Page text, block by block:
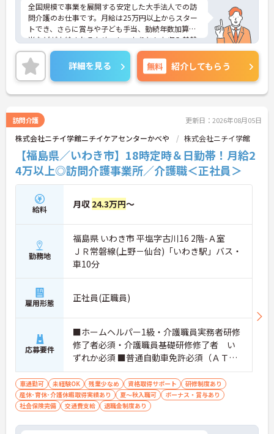
全国規模で事業を展開する安定した大手法人での訪
問介護のお仕事です。月給は25万円以上からスター
トでき、さらに賞与や子ども手当、勤続年数加算手
当などが支給されるため、しっかりとした収入基盤
を築くことができます。月平均の残業時間は10時間
程度と少なく、プライベートの時間を大切にしなが
ら無理なく働ける環境が整っています。就業前後の
キャリアアップ制度が充実していることに加え、最
大85歳までの再雇用制度があるため、長期的な視点
マークを取得するなど、働き方改革にも積極的に取
り組んでおり、多様なライフスタイルに合わせた柔
軟な働き方が実現できる職場です。
★おすすめPOINT★
【手厚い待遇で安定した収入アップが期待できま
す】
・介護福祉士の資格手当や勤続年数加算手当がある
ため、長く働くほど給与に反映される仕組みです
・賞与の支給実績があり、子ども手当や時間帯別加
算手当も充実していることで、安心して生活基盤を
【ライフステージに合わせて長期的に働き続けられ
・残業が月平均10時間程度と少ないため、家庭やプ
ライベートと両立しやすい職場です
・定年が65歳で最大85歳までの再雇用制度が設けら
【大手法人ならではの充実したキャリアサポートが
整っています】
・就業前後のキャリアアップ制度が完備されている
ため、継続的なスキルアップが可能です
・医療や介護を総合的に展開する大手グループの安
定した基盤のもとで、着実にキャリアを積むことが
できます
詳細を見る 無料 紹介してもらう
訪問介護 更新日：2026年08月05日
株式会社ニチイ学館ニチイケアセンターかべや 株式会社ニチイ学館
【福島県／いわき市】18時定時＆日勤帯！月給2
4万以上◎訪問介護事業所／介護職＜正社員＞
給料 月収 24.3万円～
勤務地
福島県 いわき市 平塩字古川16 2階-Ａ室
ＪＲ常磐線(上野－仙台)「いわき駅」バス・
車10分
雇用形態 正社員(正職員)
応募要件
■ホームヘルパー1級・介護職員実務者研修
修了者必須・介護職員基礎研修修了者 い
ずれか必須 ■普通自動車免許必須（ＡＴ限
定可） ■経験1年以上必須 ■必要なＰＣス
キル：入力程度
車通勤可 未経験OK 残業少なめ 資格取得サポート
研修制度あり
産休･育休･介護休暇取得実績あり
夏～秋入職可
ボーナス・賞与あり
社会保険完備
交通費支給 退職金制度あり